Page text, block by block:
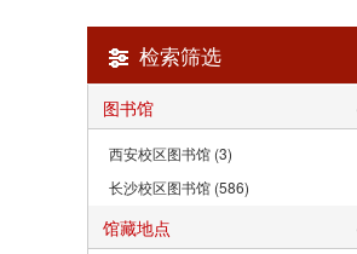
检索筛选
图书馆
西安校区图书馆 (3)
长沙校区图书馆 (586)
馆藏地点